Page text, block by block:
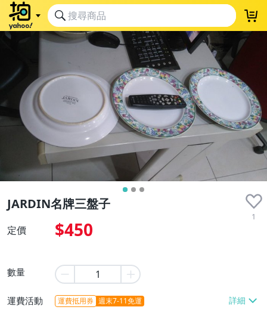
JARDIN名牌三盤子
1
定價 $450
數量
運費活動 運費抵用券 週末7-11免運